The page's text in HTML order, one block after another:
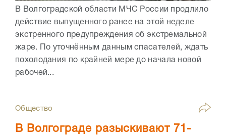
В Волгоградской области МЧС России продлило
действие выпущенного ранее на этой неделе
экстренного предупреждения об экстремальной
жаре. По уточнённым данным спасателей, ждать
похолодания по крайней мере до начала новой
рабочей...
Общество
В Волгограде разыскивают 71-